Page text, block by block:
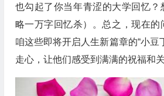
也勾起了你当年青涩的大学回忆
略一万字回忆杀）。总之，现在的
咱这些即将开启人生新篇章的“小豆
走心，让他们感受到满满的祝福和